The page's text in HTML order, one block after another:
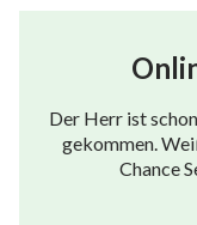
Menschen, wenn
beim Himmel, das
und schwören bei
vielleicht nicht
bei dem Gott bei
es verstehen
Der Herr ist
gekommen.
Chance